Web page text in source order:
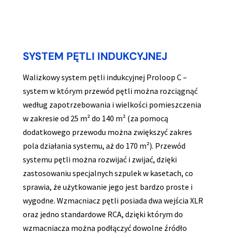
SYSTEM PĘTLI INDUKCYJNEJ
Walizkowy system pętli indukcyjnej Proloop C –
system w którym przewód pętli można rozciągnąć
według zapotrzebowania i wielkości pomieszczenia
w zakresie od 25 m² do 140 m² (za pomocą
dodatkowego przewodu można zwiększyć zakres
pola działania systemu, aż do 170 m²). Przewód
systemu pętli można rozwijać i zwijać, dzięki
zastosowaniu specjalnych szpulek w kasetach, co
sprawia, że użytkowanie jego jest bardzo proste i
wygodne. Wzmacniacz pętli posiada dwa wejścia XLR
oraz jedno standardowe RCA, dzięki którym do
wzmacniacza można podłączyć dowolne źródło